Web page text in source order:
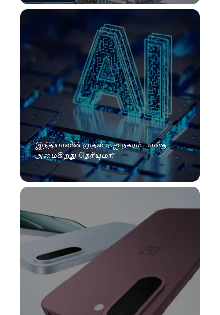
இந்தியாவின் முதல் ஏ.ஐ நகரம்.. எங்கு
அமைகிறது தெரியுமா?